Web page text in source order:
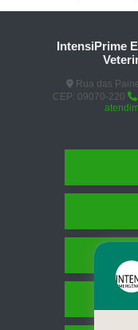
IntensiPrime
Rua das
CEP: 09070-220